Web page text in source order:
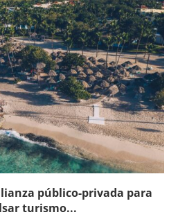
público-privada para
turismo...